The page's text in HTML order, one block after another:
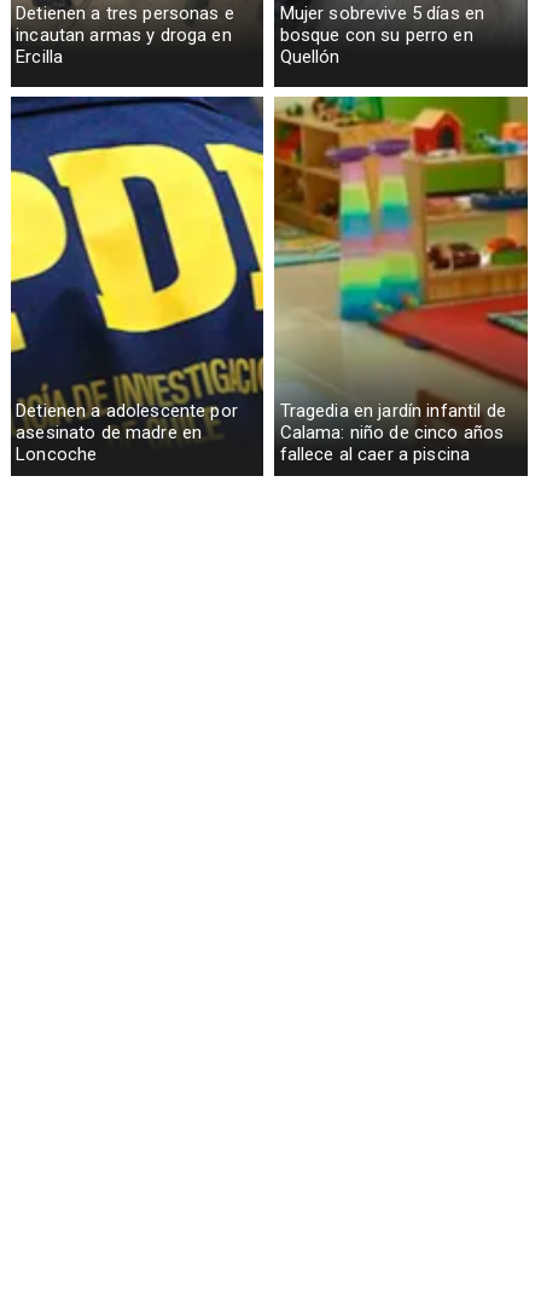
Detienen a tres personas e
incautan armas y droga en
Ercilla
Mujer sobrevive 5 días en
bosque con su perro en
Quellón
Detienen a adolescente por
asesinato de madre en
Loncoche
Tragedia en jardín infantil de
Calama: niño de cinco años
fallece al caer a piscina